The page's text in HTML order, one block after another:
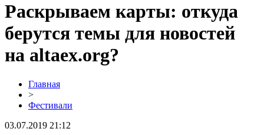
Раскрываем карты: откуда
берутся темы для новостей
на altaex.org?
Главная
>
Фестивали
03.07.2019 21:12